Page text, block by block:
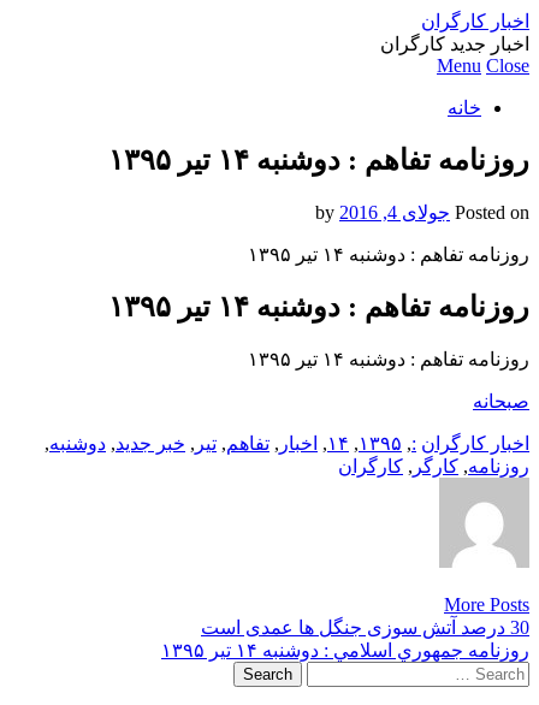
اخبار کارگران
اخبار جدید کارگران
Menu Close
خانه
روزنامه تفاهم : دوشنبه ۱۴ تیر ۱۳۹۵
Posted on جولای 4, 2016
روزنامه تفاهم : دوشنبه ۱۴ تیر ۱۳۹۵
روزنامه تفاهم : دوشنبه ۱۴ تیر ۱۳۹۵
روزنامه تفاهم : دوشنبه ۱۴ تیر ۱۳۹۵
صبحانه
اخبار کارگران :
, ۱۳۹۵, ۱۴, اخبار , تفاهم, تیر , خبر جدید, دوشنبه,
روزنامه, کارگر , کارگران
More Posts
Post
navigation
30 درصد آتش سوزی جنگل ها عمدی است
روزنامه جمهوري اسلامي : دوشنبه ۱۴ تیر ۱۳۹۵
Search
for: